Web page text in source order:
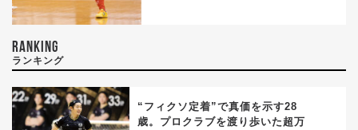
RANKING
ランキング
“フィクソ定着”で真価を示す28
歳。プロクラブを渡り歩いた超万